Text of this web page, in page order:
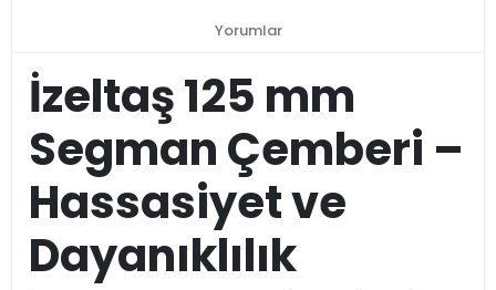
Yorumlar
İzeltaş 125 mm
Segman Çemberi –
Hassasiyet ve
Dayanıklılık